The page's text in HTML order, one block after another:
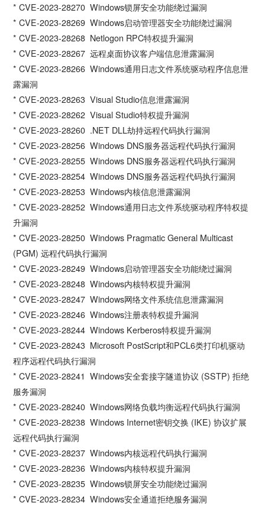
* CVE-2023-28270 Windows锁屏安全功能绕过漏洞
* CVE-2023-28269 Windows启动管理器安全功能绕过漏洞
* CVE-2023-28268 Netlogon RPC特权提升漏洞
* CVE-2023-28267 远程桌面协议客户端信息泄露漏洞
* CVE-2023-28266 Windows通用日志文件系统驱动程序信息泄
露漏洞
* CVE-2023-28263 Visual Studio信息泄露漏洞
* CVE-2023-28262 Visual Studio特权提升漏洞
* CVE-2023-28260 .NET DLL劫持远程代码执行漏洞
* CVE-2023-28256 Windows DNS服务器远程代码执行漏洞
* CVE-2023-28255 Windows DNS服务器远程代码执行漏洞
* CVE-2023-28254 Windows DNS服务器远程代码执行漏洞
* CVE-2023-28253 Windows内核信息泄露漏洞
* CVE-2023-28252 Windows通用日志文件系统驱动程序特权提
升漏洞
* CVE-2023-28250 Windows Pragmatic General Multicast
(PGM) 远程代码执行漏洞
* CVE-2023-28249 Windows启动管理器安全功能绕过漏洞
* CVE-2023-28248 Windows内核特权提升漏洞
* CVE-2023-28247 Windows网络文件系统信息泄露漏洞
* CVE-2023-28246 Windows注册表特权提升漏洞
* CVE-2023-28244 Windows Kerberos特权提升漏洞
* CVE-2023-28243 Microsoft PostScript和PCL6类打印机驱动
程序远程代码执行漏洞
* CVE-2023-28241 Windows安全套接字隧道协议 (SSTP) 拒绝
服务漏洞
* CVE-2023-28240 Windows网络负载均衡远程代码执行漏洞
* CVE-2023-28238 Windows Internet密钥交换 (IKE) 协议扩展
远程代码执行漏洞
* CVE-2023-28237 Windows内核远程代码执行漏洞
* CVE-2023-28236 Windows内核特权提升漏洞
* CVE-2023-28235 Windows锁屏安全功能绕过漏洞
* CVE-2023-28234 Windows安全通道拒绝服务漏洞